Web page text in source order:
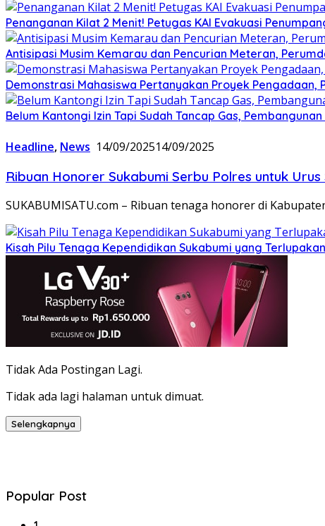
Penanganan Kilat 2 Menit! Petugas KAI Evakuasi
Antisipasi Musim Kemarau dan Pencurian Meteran,
Demonstrasi Mahasiswa Pertanyakan Proyek
Belum Kantongi Izin Tapi Sudah Tancap Gas,
Headline, News 14/09/202514/09/2025
Ribuan Honorer Sukabumi Serbu Polres untuk
SUKABUMISATU.com – Ribuan tenaga honorer di
Kisah Pilu Tenaga Kependidikan Sukabumi yang
Tidak Ada Postingan Lagi.
Tidak ada lagi halaman untuk dimuat.
Selengkapnya
Popular Post